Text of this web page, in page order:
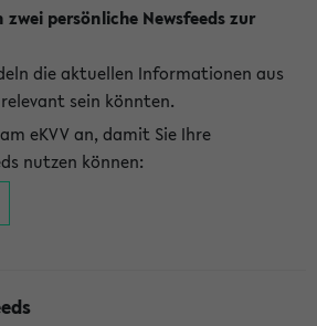
persönliche Newsfeeds zur
die aktuellen Informationen aus
sein könnten.
eKVV an, damit Sie Ihre
nutzen können: